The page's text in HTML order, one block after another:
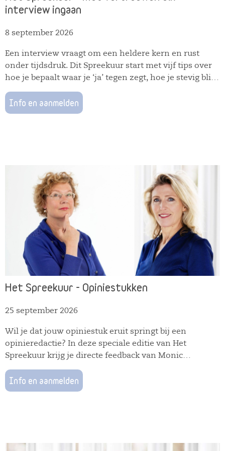
interview ingaan
8 september 2026
Een interview vraagt om een heldere kern en rust
onder tijdsdruk. Dit Spreekuur start met vijf tips over
hoe je bepaalt waar je ‘ja’ tegen zegt, hoe je stevig blijft
bij kritische vragen en hoe je professioneel opvolgt na
afloop. Daarna is er alle ruimte voor vragen. Over het
thema maar ook over opiniestukken, persberichten,
onderwerp in de voorbeelden van de vijf tips verwerk.
Info en aanmelden
Het Spreekuur - Opiniestukken
25 september 2026
Wil je dat jouw opiniestuk eruit springt bij een
opinieredactie? In deze speciale editie van Het
Spreekuur krijg je directe feedback van Monic
Slingerland of publiciteitsstrateeg Janneke van
Heugten Slingerland werkte veertig jaar bij Trouw,
waarvan een groot deel als chef opinieredactie.
Info en aanmelden